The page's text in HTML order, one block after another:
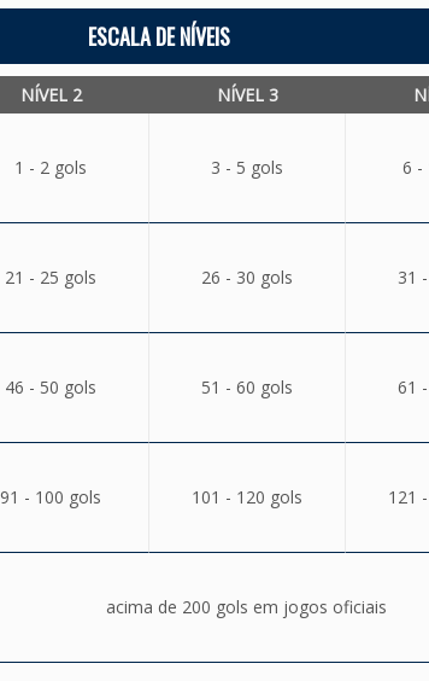
ESCALA DE NÍVEIS
NÍVEL 2 NÍVEL 3
1 - 2 gols 3 - 5 gols 6 -
21 - 25 gols 26 - 30 gols 31
46 - 50 gols 51 - 60 gols 61
91 - 100 gols 101 - 120 gols 121
acima de 200 gols em jogos oficiais